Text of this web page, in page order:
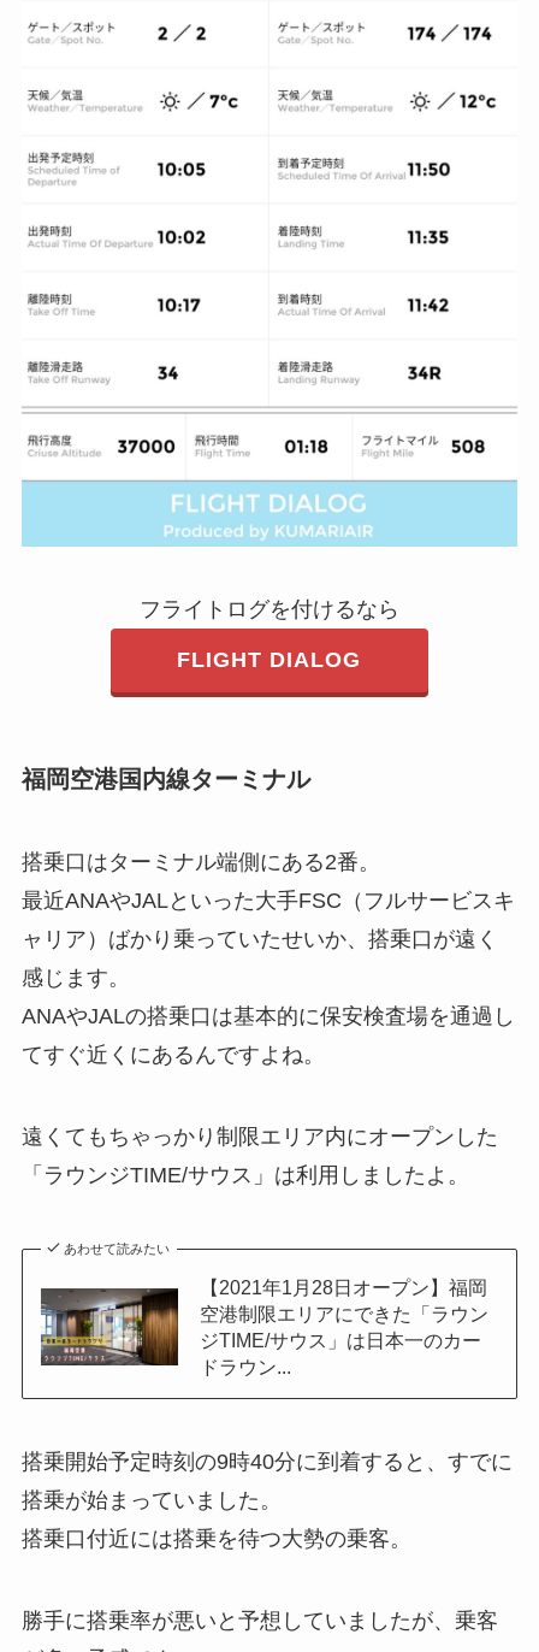
フライトログを付けるなら
FLIGHT DIALOG
福岡空港国内線ターミナル
搭乗口はターミナル端側にある2番。
最近ANAやJALといった大手FSC（フルサービスキ
ャリア）ばかり乗っていたせいか、搭乗口が遠く
感じます。
ANAやJALの搭乗口は基本的に保安検査場を通過し
てすぐ近くにあるんですよね。
遠くてもちゃっかり制限エリア内にオープンした
「ラウンジTIME/サウス」は利用しましたよ。
あわせて読みたい
【2021年1月28日オープン】福岡
空港制限エリアにできた「ラウン
ジTIME/サウス」は日本一のカー
ドラウン...
搭乗開始予定時刻の9時40分に到着すると、すでに
搭乗が始まっていました。
搭乗口付近には搭乗を待つ大勢の乗客。
勝手に搭乗率が悪いと予想していましたが、乗客